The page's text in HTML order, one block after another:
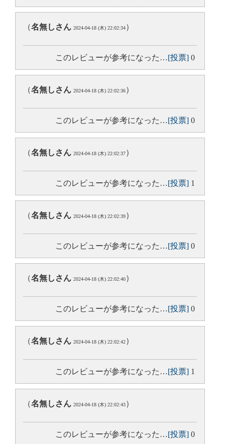
（名無しさん 2024-04-18 (木) 22:02:34）
このレビューが参考になった…[投票] 0
（名無しさん 2024-04-18 (木) 22:02:36）
このレビューが参考になった…[投票] 0
（名無しさん 2024-04-18 (木) 22:02:37）
このレビューが参考になった…[投票] 1
（名無しさん 2024-04-18 (木) 22:02:39）
このレビューが参考になった…[投票] 0
（名無しさん 2024-04-18 (木) 22:02:40）
このレビューが参考になった…[投票] 0
（名無しさん 2024-04-18 (木) 22:02:42）
このレビューが参考になった…[投票] 1
（名無しさん 2024-04-18 (木) 22:02:43）
このレビューが参考になった…[投票] 0